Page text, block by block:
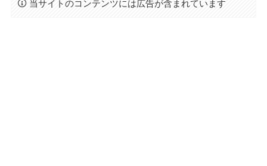
当サイトのコンテンツには広告が含まれています